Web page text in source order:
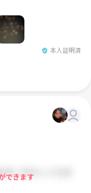
本人証明済
できます